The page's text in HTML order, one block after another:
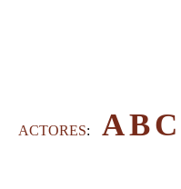
ACTORES: ABC